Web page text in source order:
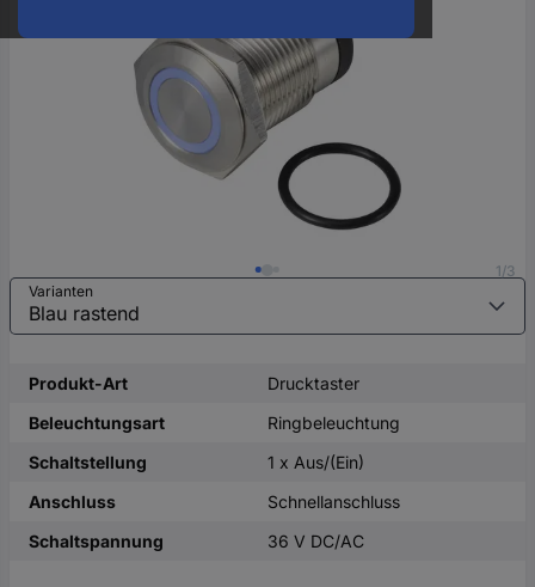
1/3
Varianten
Produkt-Art
Drucktaster
Beleuchtungsart
Ringbeleuchtung
Schaltstellung
1 x Aus/(Ein)
Anschluss
Schnellanschluss
Schaltspannung
36 V DC/AC